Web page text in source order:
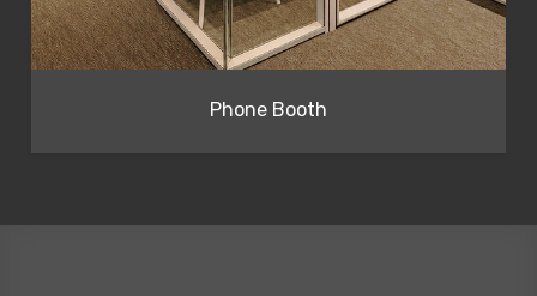
Phone Booth